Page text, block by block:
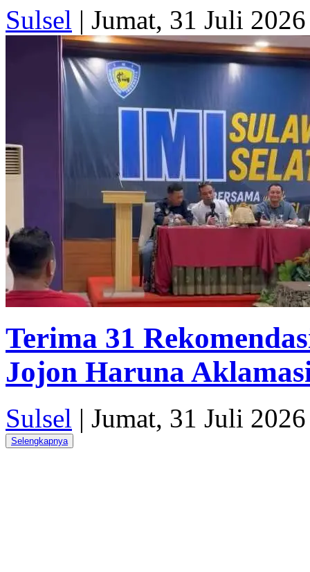
Sulsel | Jumat, 31 Juli 2026
Terima 31
Jojon Haruna
Sulsel | Jumat, 31 Juli 2026
Selengkapnya